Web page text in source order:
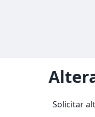
Solicitar